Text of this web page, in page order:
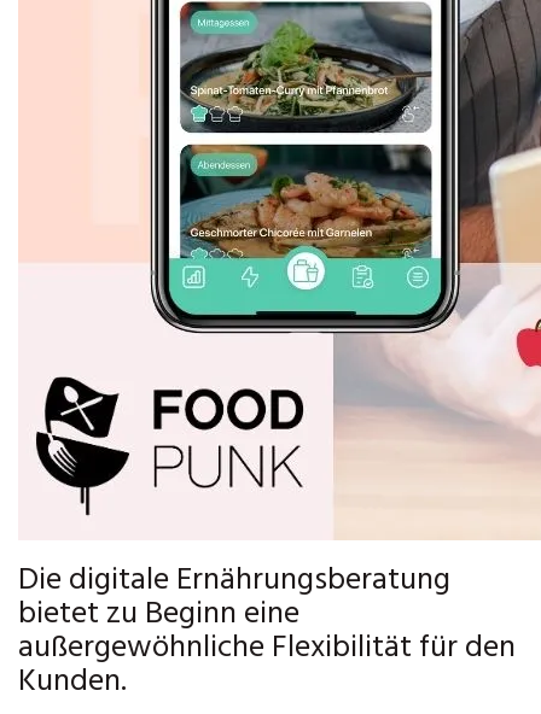
Die digitale Ernährungsberatung
bietet zu Beginn eine
außergewöhnliche Flexibilität für den
Kunden.